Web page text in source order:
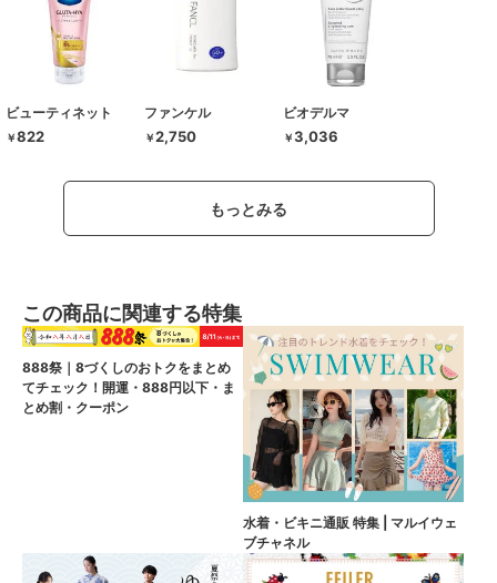
ビューティネット
￥822
ファンケル
￥2,750
ビオデルマ
￥3,036
もっとみる
この商品に関連する特集
888祭｜8づくしのおトクをまとめ
てチェック！開運・888円以下・ま
とめ割・クーポン
水着・ビキニ通販 特集 | マルイウェ
ブチャネル